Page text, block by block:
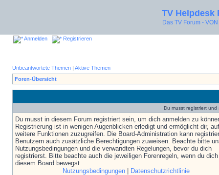
TV Helpdesk
Das TV Forum -
Anmelden Registrieren
Unbeantwortete Themen | Aktive Themen
Foren-Übersicht
Du musst registriert
Du musst in diesem Forum registriert sein, um dich anmelden zu
Registrierung ist in wenigen Augenblicken erledigt und ermöglicht dir, auf
weitere Funktionen zuzugreifen. Die Board-Administration kann
Benutzern auch zusätzliche Berechtigungen zuweisen. Beachte bitte
Nutzungsbedingungen und die verwandten Regelungen, bevor du dich
registrierst. Bitte beachte auch die jeweiligen Forenregeln, wenn du
diesem Board bewegst.
Nutzungsbedingungen| Datenschutzrichtlinie